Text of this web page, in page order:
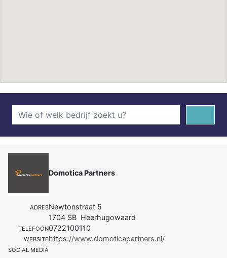
Domotica Partners
ADRESNewtonstraat 5
1704 SB Heerhugowaard
TELEFOON0722100110
WEBSITEhttps://www.domoticapartners.nl/
SOCIAL MEDIA